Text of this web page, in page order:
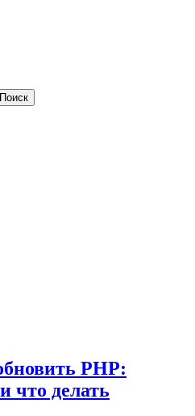
PHP:
что делать